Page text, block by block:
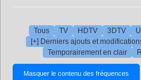
Tous TV HDTV 3DTV
[+] Derniers ajouts et
Temporairement en clair